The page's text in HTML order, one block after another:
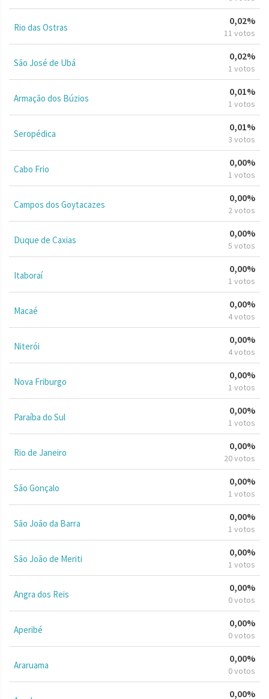
Rio das Ostras
0,02%
11 votos
São José de Ubá
0,02%
1 votos
Armação dos Búzios
0,01%
1 votos
Seropédica
0,01%
3 votos
Cabo Frio
0,00%
1 votos
Campos dos Goytacazes
0,00%
2 votos
Duque de Caxias
0,00%
5 votos
Itaboraí
0,00%
1 votos
Macaé
0,00%
4 votos
Niterói
0,00%
4 votos
Nova Friburgo
0,00%
1 votos
Paraíba do Sul
0,00%
1 votos
Rio de Janeiro
0,00%
20 votos
São Gonçalo
0,00%
1 votos
São João da Barra
0,00%
1 votos
São João de Meriti
0,00%
1 votos
Angra dos Reis
0,00%
0 votos
Aperibé
0,00%
0 votos
Araruama
0,00%
0 votos
0,00%